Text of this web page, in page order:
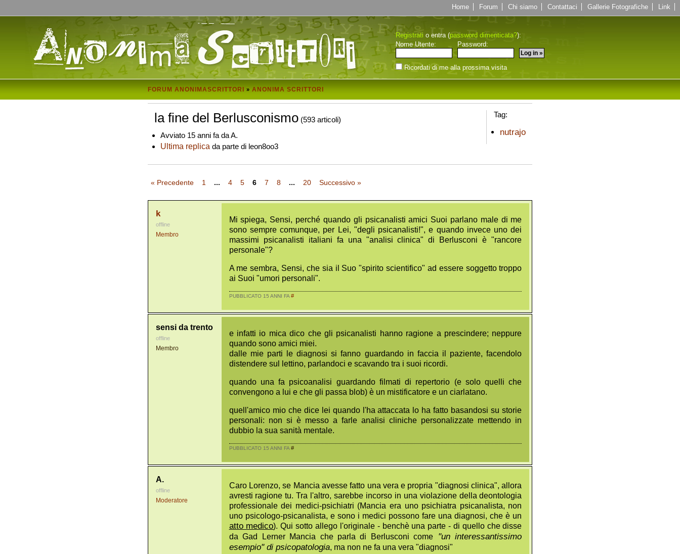
Home Forum Chi siamo Contattaci Gallerie Fotografiche Link
Registrati o entra (password dimenticata?):
Nome Utente: Password:
Ricordati di me alla prossima visita
FORUM ANONIMASCRITTORI » ANONIMA SCRITTORI
la fine del Berlusconismo (593 articoli)
Avviato 15 anni fa da A.
Ultima replica da parte di leon8oo3
Tag:
nutrajo
« Precedente 1 ... 4 5 6 7 8 ... 20 Successivo »
k
offline
Membro
Mi spiega, Sensi, perché quando gli psicanalisti amici Suoi parlano male di me
sono sempre comunque, per Lei, "degli psicanalisti!", e quando invece uno dei
massimi psicanalisti italiani fa una "analisi clinica" di Berlusconi è "rancore
personale"?
A me sembra, Sensi, che sia il Suo "spirito scientifico" ad essere soggetto troppo
ai Suoi "umori personali".
PUBBLICATO 15 ANNI FA#
sensi da trento
offline
Membro
e infatti io mica dico che gli psicanalisti hanno ragione a prescindere; neppure
quando sono amici miei.
dalle mie parti le diagnosi si fanno guardando in faccia il paziente, facendolo
distendere sul lettino, parlandoci e scavando tra i suoi ricordi.
quando una fa psicoanalisi guardando filmati di repertorio (e solo quelli che
convengono a lui e che gli passa blob) è un mistificatore e un ciarlatano.
quell'amico mio che dice lei quando l'ha attaccata lo ha fatto basandosi su storie
personali: non si è messo a farle analisi cliniche personalizzate mettendo in
dubbio la sua sanità mentale.
PUBBLICATO 15 ANNI FA#
A.
offline
Moderatore
Caro Lorenzo, se Mancia avesse fatto una vera e propria "diagnosi clinica", allora
avresti ragione tu. Tra l'altro, sarebbe incorso in una violazione della deontologia
professionale dei medici-psichiatri (Mancia era uno psichiatra psicanalista, non
uno psicologo-psicanalista, e sono i medici possono fare una diagnosi, che è un
atto medico). Qui sotto allego l'originale - benchè una parte - di quello che disse
da Gad Lerner Mancia che parla di Berlusconi come "un interessantissimo
esempio" di psicopatologia, ma non ne fa una vera "diagnosi"